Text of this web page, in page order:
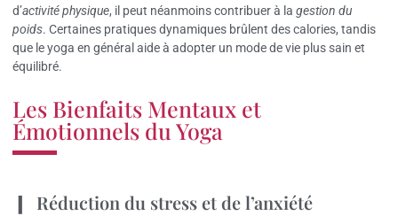
d’activité physique, il peut néanmoins contribuer à la gestion du
poids. Certaines pratiques dynamiques brûlent des calories, tandis
que le yoga en général aide à adopter un mode de vie plus sain et
équilibré.
Les Bienfaits Mentaux et
Émotionnels du Yoga
Réduction du stress et de l’anxiété